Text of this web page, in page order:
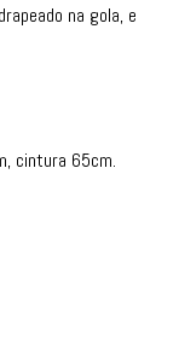
na gola, e
cintura 65cm.